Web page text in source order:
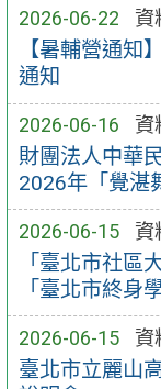
2026-06-22 資
【暑輔營通知
通知
2026-06-16 資
財團法人中華
2026年「覺湛
2026-06-15 資
「臺北市社區
「臺北市終身
2026-06-15 資
臺北市立麗山